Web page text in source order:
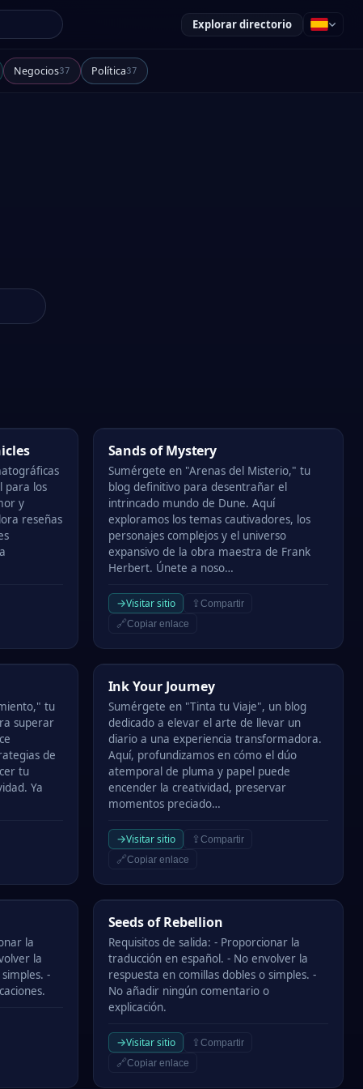
Explorar directorio
Negocios37 Política37
para los
y
reseñas
Sands of Mystery
Sands of Mystery
Sumérgete en "Arenas del Misterio," tu
blog definitivo para desentrañar el
intrincado mundo de Dune. Aquí
exploramos los temas cautivadores, los
personajes complejos y el universo
expansivo de la obra maestra de Frank
Herbert. Únete a noso…
→Visitar sitio ⇪ Compartir
🔗Copiar enlace
tu
superar
de
tu
Ya
Ink Your Journey
Ink Your Journey
Sumérgete en "Tinta tu Viaje", un blog
dedicado a elevar el arte de llevar un
diario a una experiencia transformadora.
Aquí, profundizamos en cómo el dúo
atemporal de pluma y papel puede
encender la creatividad, preservar
momentos preciado…
→Visitar sitio ⇪ Compartir
🔗Copiar enlace
la
la
-
Seeds of Rebellion
Seeds of Rebellion
Requisitos de salida: - Proporcionar la
traducción en español. - No envolver la
respuesta en comillas dobles o simples. -
No añadir ningún comentario o
explicación.
→Visitar sitio ⇪ Compartir
🔗Copiar enlace